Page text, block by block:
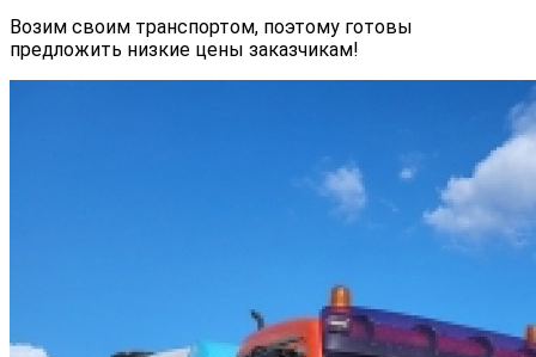
Возим своим транспортом, поэтому готовы
предложить низкие цены заказчикам!